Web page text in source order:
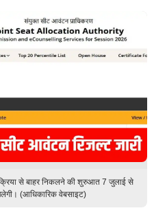
से बाहर निकलने की शुरुआत 7 जुलाई से
(आधिकारिक वेबसाइट)